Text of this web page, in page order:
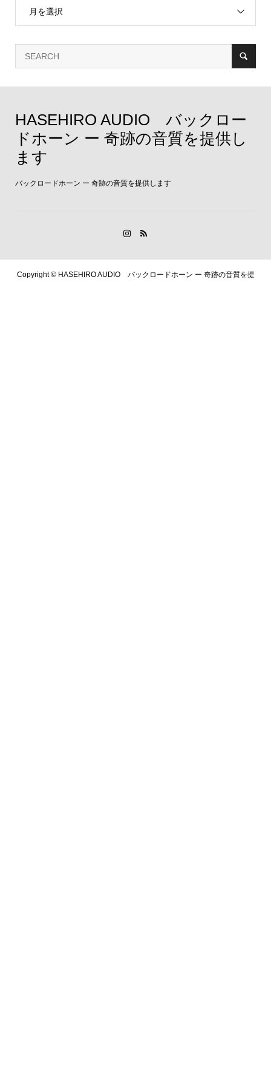
月を選択
HASEHIRO AUDIO バックロー
ドホーン ー 奇跡の音質を提供し
ます
バックロードホーン ー 奇跡の音質を提供します
Copyright ©HASEHIRO AUDIO バックロードホーン ー 奇跡の音質を提